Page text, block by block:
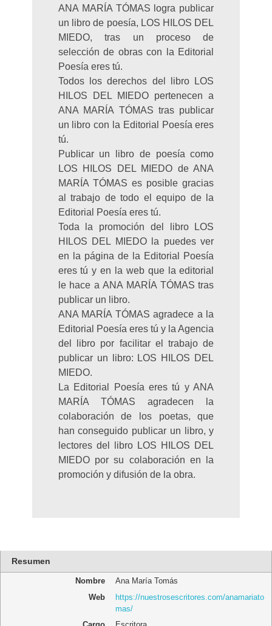
ANA MARÍA TÓMAS logra publicar
un libro de poesía, LOS HILOS DEL
MIEDO, tras un proceso de
selección de obras con la Editorial
Poesía eres tú.
Todos los derechos del libro LOS
HILOS DEL MIEDO pertenecen a
ANA MARÍA TÓMAS tras publicar
un libro con la Editorial Poesía eres
tú.
Publicar un libro de poesía como
LOS HILOS DEL MIEDO de ANA
MARÍA TÓMAS es posible gracias
al trabajo de todo el equipo de la
Editorial Poesía eres tú.
Toda la promoción del libro LOS
HILOS DEL MIEDO la puedes ver
en la página de la Editorial Poesía
eres tú y en la web que la editorial
le hace a ANA MARÍA TÓMAS tras
publicar un libro.
ANA MARÍA TÓMAS agradece a la
Editorial Poesía eres tú y la Agencia
del libro por facilitar el trabajo de
publicar un libro: LOS HILOS DEL
MIEDO.
La Editorial Poesía eres tú y ANA
MARÍA TÓMAS agradecen la
colaboración de los poetas, que
han conseguido publicar un libro, y
lectores del libro LOS HILOS DEL
MIEDO por su colaboración en la
promoción y difusión de la obra.
Resumen
Nombre
Ana María Tomás
Web
https://nuestrosescritores.com/anamariato
mas/